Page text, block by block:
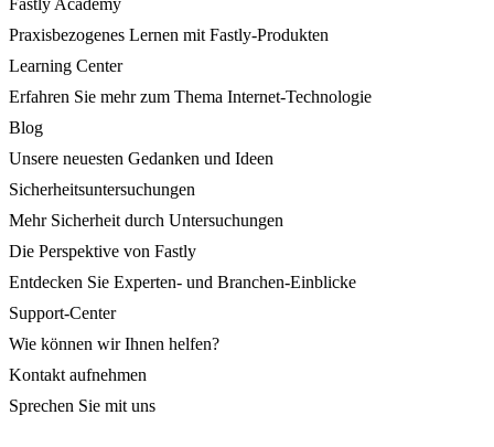
Fastly Academy
Praxisbezogenes Lernen mit Fastly-Produkten
Learning Center
Erfahren Sie mehr zum Thema Internet-Technologie
Blog
Unsere neuesten Gedanken und Ideen
Sicherheitsuntersuchungen
Mehr Sicherheit durch Untersuchungen
Die Perspektive von Fastly
Entdecken Sie Experten- und Branchen-Einblicke
Support-Center
Wie können wir Ihnen helfen?
Kontakt aufnehmen
Sprechen Sie mit uns